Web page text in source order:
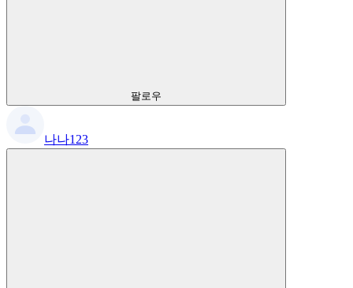
팔로우
나나123